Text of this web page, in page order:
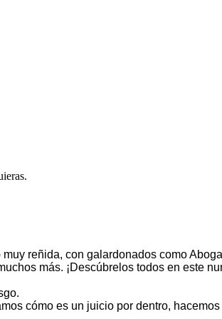
reñida, con galardonados como
más. ¡Descúbrelos todos en este
cómo es un juicio por dentro,